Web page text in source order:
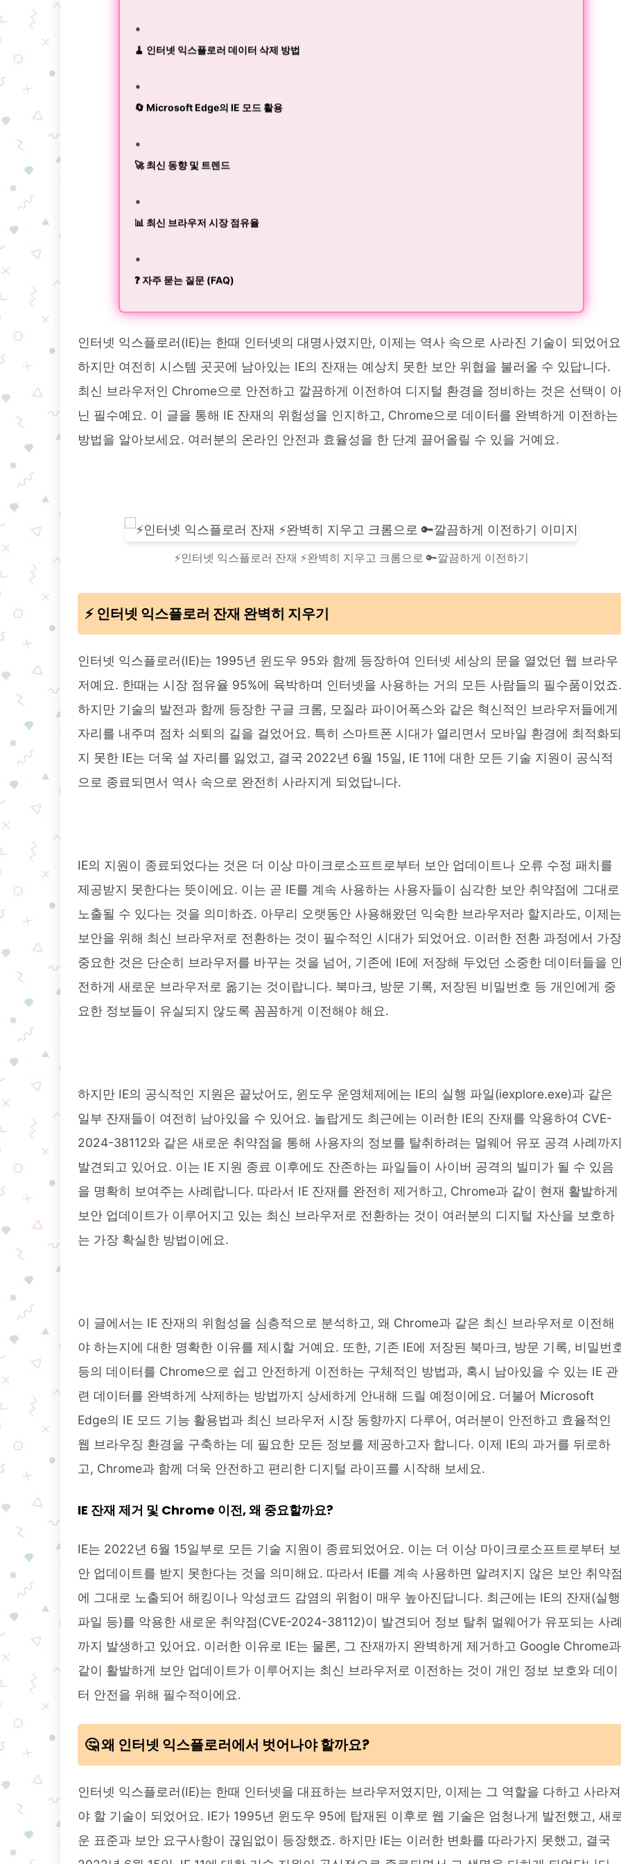
🧹 인터넷 익스플로러 데이터 삭제 방법
🔄 Microsoft Edge의 IE 모드 활용
🚀 최신 동향 및 트렌드
📊 최신 브라우저 시장 점유율
❓ 자주 묻는 질문 (FAQ)
인터넷 익스플로러(IE)는 한때 인터넷의 대명사였지만, 이제는 역사 속으로 사라진 기술이 되었어
하지만 여전히 시스템 곳곳에 남아있는 IE의 잔재는 예상치 못한 보안 위협을 불러올 수 있답니다.
최신 브라우저인 Chrome으로 안전하고 깔끔하게 이전하여 디지털 환경을 정비하는 것은 선택이
닌 필수예요. 이 글을 통해 IE 잔재의 위험성을 인지하고, Chrome으로 데이터를 완벽하게 이전하는
방법을 알아보세요. 여러분의 온라인 안전과 효율성을 한 단계 끌어올릴 수 있을 거예요.
⚡️인터넷 익스플로러 잔재 ⚡️완벽히 지우고 크롬으로 🔑깔끔하게 이전하기
⚡️ 인터넷 익스플로러 잔재 완벽히 지우기
인터넷 익스플로러(IE)는 1995년 윈도우 95와 함께 등장하여 인터넷 세상의 문을 열었던 웹 브라우
저예요. 한때는 시장 점유율 95%에 육박하며 인터넷을 사용하는 거의 모든 사람들의 필수품이었죠.
하지만 기술의 발전과 함께 등장한 구글 크롬, 모질라 파이어폭스와 같은 혁신적인 브라우저들에게
자리를 내주며 점차 쇠퇴의 길을 걸었어요. 특히 스마트폰 시대가 열리면서 모바일 환경에 최적화되
지 못한 IE는 더욱 설 자리를 잃었고, 결국 2022년 6월 15일, IE 11에 대한 모든 기술 지원이 공식적
으로 종료되면서 역사 속으로 완전히 사라지게 되었답니다.
IE의 지원이 종료되었다는 것은 더 이상 마이크로소프트로부터 보안 업데이트나 오류 수정 패치를
제공받지 못한다는 뜻이에요. 이는 곧 IE를 계속 사용하는 사용자들이 심각한 보안 취약점에 그대로
노출될 수 있다는 것을 의미하죠. 아무리 오랫동안 사용해왔던 익숙한 브라우저라 할지라도, 이제는
보안을 위해 최신 브라우저로 전환하는 것이 필수적인 시대가 되었어요. 이러한 전환 과정에서 가장
중요한 것은 단순히 브라우저를 바꾸는 것을 넘어, 기존에 IE에 저장해 두었던 소중한 데이터들을
전하게 새로운 브라우저로 옮기는 것이랍니다. 북마크, 방문 기록, 저장된 비밀번호 등 개인에게 중
요한 정보들이 유실되지 않도록 꼼꼼하게 이전해야 해요.
하지만 IE의 공식적인 지원은 끝났어도, 윈도우 운영체제에는 IE의 실행 파일(iexplore.exe)과 같은
일부 잔재들이 여전히 남아있을 수 있어요. 놀랍게도 최근에는 이러한 IE의 잔재를 악용하여 CVE-
2024-38112와 같은 새로운 취약점을 통해 사용자의 정보를 탈취하려는 멀웨어 유포 공격 사례까
발견되고 있어요. 이는 IE 지원 종료 이후에도 잔존하는 파일들이 사이버 공격의 빌미가 될 수 있음
을 명확히 보여주는 사례랍니다. 따라서 IE 잔재를 완전히 제거하고, Chrome과 같이 현재 활발하게
보안 업데이트가 이루어지고 있는 최신 브라우저로 전환하는 것이 여러분의 디지털 자산을 보호하
는 가장 확실한 방법이에요.
이 글에서는 IE 잔재의 위험성을 심층적으로 분석하고, 왜 Chrome과 같은 최신 브라우저로 이전해
야 하는지에 대한 명확한 이유를 제시할 거예요. 또한, 기존 IE에 저장된 북마크, 방문 기록, 비밀번
등의 데이터를 Chrome으로 쉽고 안전하게 이전하는 구체적인 방법과, 혹시 남아있을 수 있는 IE 관
련 데이터를 완벽하게 삭제하는 방법까지 상세하게 안내해 드릴 예정이에요. 더불어 Microsoft
Edge의 IE 모드 기능 활용법과 최신 브라우저 시장 동향까지 다루어, 여러분이 안전하고 효율적인
웹 브라우징 환경을 구축하는 데 필요한 모든 정보를 제공하고자 합니다. 이제 IE의 과거를 뒤로하
고, Chrome과 함께 더욱 안전하고 편리한 디지털 라이프를 시작해 보세요.
IE 잔재 제거 및 Chrome 이전, 왜 중요할까요?
IE는 2022년 6월 15일부로 모든 기술 지원이 종료되었어요. 이는 더 이상 마이크로소프트로부터 보
안 업데이트를 받지 못한다는 것을 의미해요. 따라서 IE를 계속 사용하면 알려지지 않은 보안 취약
에 그대로 노출되어 해킹이나 악성코드 감염의 위험이 매우 높아진답니다. 최근에는 IE의 잔재(실행
파일 등)를 악용한 새로운 취약점(CVE-2024-38112)이 발견되어 정보 탈취 멀웨어가 유포되는 사
까지 발생하고 있어요. 이러한 이유로 IE는 물론, 그 잔재까지 완벽하게 제거하고 Google Chrome과
같이 활발하게 보안 업데이트가 이루어지는 최신 브라우저로 이전하는 것이 개인 정보 보호와 데이
터 안전을 위해 필수적이에요.
🤔 왜 인터넷 익스플로러에서 벗어나야 할까요?
인터넷 익스플로러(IE)는 한때 인터넷을 대표하는 브라우저였지만, 이제는 그 역할을 다하고 사라져
야 할 기술이 되었어요. IE가 1995년 윈도우 95에 탑재된 이후로 웹 기술은 엄청나게 발전했고, 새
운 표준과 보안 요구사항이 끊임없이 등장했죠. 하지만 IE는 이러한 변화를 따라가지 못했고, 결국